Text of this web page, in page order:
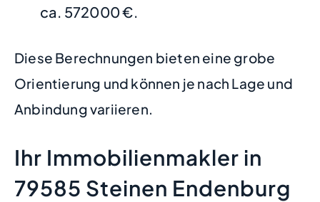
ca. 572000 €.
Diese Berechnungen bieten eine grobe
Orientierung und können je nach Lage und
Anbindung variieren.
Ihr Immobilienmakler in
79585 Steinen Endenburg